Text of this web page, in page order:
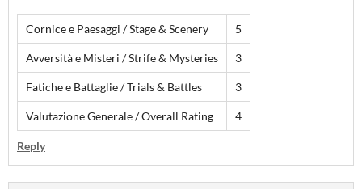
Cornice e Paesaggi / Stage & Scenery 5
Avversità e Misteri / Strife & Mysteries 3
Fatiche e Battaglie / Trials & Battles 3
Valutazione Generale / Overall Rating 4
Reply